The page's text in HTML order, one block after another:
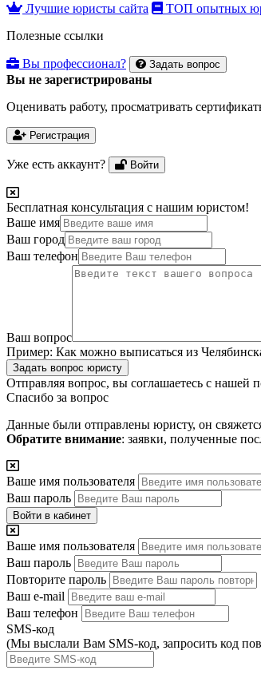
Лучшие юристы сайта
ТОП опытных
Полезные ссылки
Вы профессионал? Задать вопрос
Вы не зарегистрированы
Оценивать работу, просматривать
Регистрация
Уже есть аккаунт? Войти
Бесплатная консультация с нашим юристом!
Ваше имя
Ваш город
Ваш телефон
Ваш вопрос
Пример: Как можно выписаться из
Задать вопрос юристу
Отправляя вопрос, вы соглашаетесь с нашей
Спасибо за вопрос
Данные были отправлены юристу, он
Обратите внимание: заявки, полученные
Ваше имя пользователя
Ваш пароль
Войти в кабинет
Ваше имя пользователя
Ваш пароль
Повторите пароль
Ваш e-mail
Ваш телефон
SMS-код
(Мы выслали Вам SMS-код, запросить код